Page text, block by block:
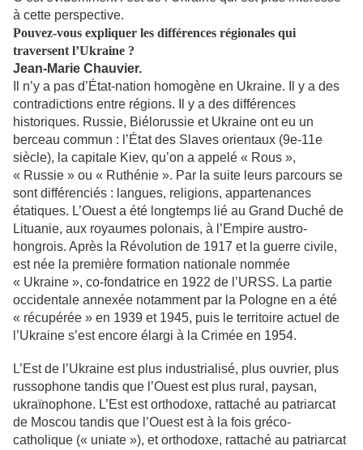
à cette perspective.
Pouvez-vous expliquer les différences régionales qui
traversent l’Ukraine ?
Jean-Marie Chauvier.
Il n’y a pas d’État-nation homogène en Ukraine. Il y a des
contradictions entre régions. Il y a des différences
historiques. Russie, Biélorussie et Ukraine ont eu un
berceau commun : l’État des Slaves orientaux (9e-11e
siècle), la capitale Kiev, qu’on a appelé « Rous »,
« Russie » ou « Ruthénie ». Par la suite leurs parcours se
sont différenciés : langues, religions, appartenances
étatiques. L’Ouest a été longtemps lié au Grand Duché de
Lituanie, aux royaumes polonais, à l’Empire austro-
hongrois. Après la Révolution de 1917 et la guerre civile,
est née la première formation nationale nommée
« Ukraine », co-fondatrice en 1922 de l’URSS. La partie
occidentale annexée notamment par la Pologne en a été
« récupérée » en 1939 et 1945, puis le territoire actuel de
l’Ukraine s’est encore élargi à la Crimée en 1954.
L’Est de l’Ukraine est plus industrialisé, plus ouvrier, plus
russophone tandis que l’Ouest est plus rural, paysan,
ukraïnophone. L’Est est orthodoxe, rattaché au patriarcat
de Moscou tandis que l’Ouest est à la fois gréco-
catholique (« uniate »), et orthodoxe, rattaché au patriarcat